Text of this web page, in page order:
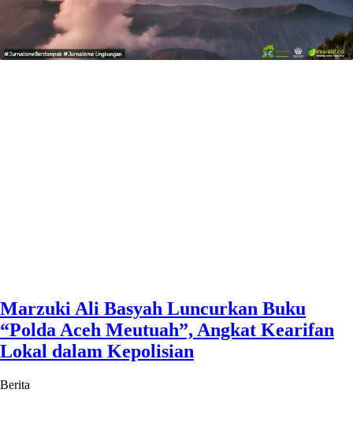
Marzuki Ali Basyah Luncurkan Buku
“Polda Aceh Meutuah”, Angkat Kearifan
Lokal dalam Kepolisian
Berita